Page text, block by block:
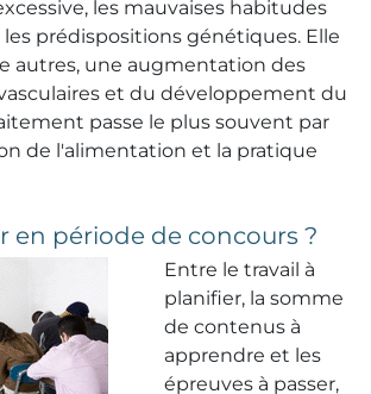
les mauvaises habitudes
prédispositions génétiques. Elle
autres, une augmentation des
et du développement du
passe le plus souvent par
de l'alimentation et la pratique
en période de concours ?
Entre le travail à
planifier, la somme
de contenus à
apprendre et les
épreuves à passer,